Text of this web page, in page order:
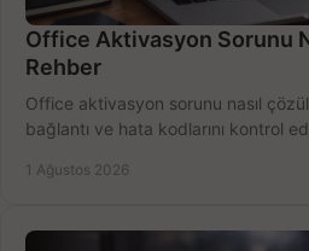
Office Aktivasyon Sorunu
Rehber
Office aktivasyon sorunu nasıl
bağlantı ve hata kodlarını kontrol
1 Ağustos 2026